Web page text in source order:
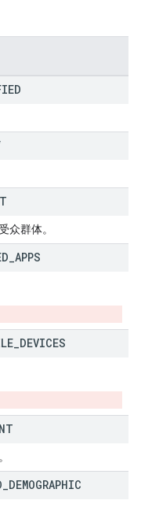
众群体。
APPS
DEVICES
DEMOGRAPHIC